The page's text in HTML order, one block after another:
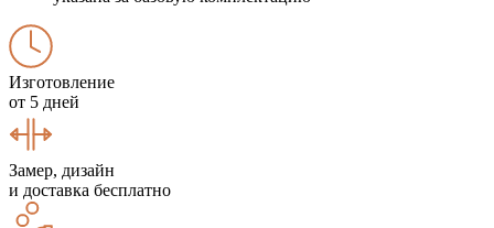
Изготовление
от 5 дней
Замер, дизайн
и доставка бесплатно